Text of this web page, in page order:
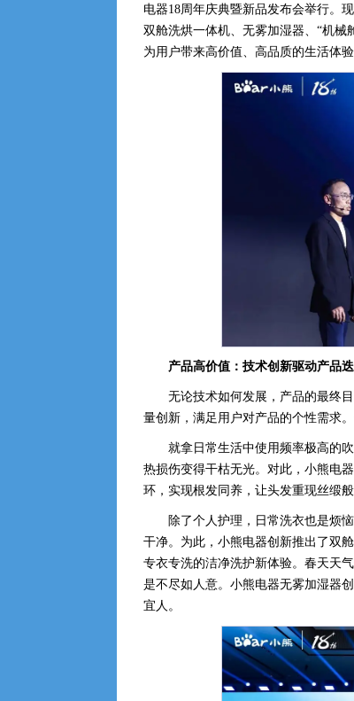
电器18周年庆典暨新品发布会举行。
双舱洗烘一体机、无雾加湿器、“机械
为用户带来高价值、高品质的生活体验
产品高价值：技术创新驱动产品
无论技术如何发展，产品的最终
量创新，满足用户对产品的个性需求
就拿日常生活中使用频率极高的
热损伤变得干枯无光。对此，小熊电
环，实现根发同养，让头发重现丝缎般
除了个人护理，日常洗衣也是烦
干净。为此，小熊电器创新推出了双
专衣专洗的洁净洗护新体验。春天天
是不尽如人意。小熊电器无雾加湿器
宜人。